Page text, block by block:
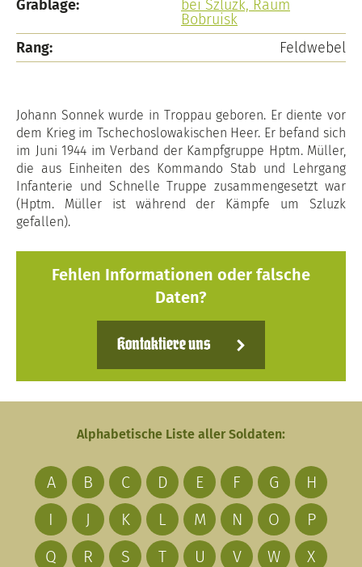
Grablage:
bei Szluzk, Raum
Bobruisk
Rang:
Feldwebel
Johann Sonnek wurde in Troppau geboren. Er diente vor
dem Krieg im Tschechoslowakischen Heer. Er befand sich
im Juni 1944 im Verband der Kampfgruppe Hptm. Müller,
die aus Einheiten des Kommando Stab und Lehrgang
Infanterie und Schnelle Truppe zusammengesetzt war
(Hptm. Müller ist während der Kämpfe um Szluzk
gefallen).
Fehlen Informationen oder falsche
Daten?
Kontaktiere uns
Alphabetische Liste aller Soldaten:
A B C D E F G
H
I
J K L M N O
P
Q
R S T U V W
X